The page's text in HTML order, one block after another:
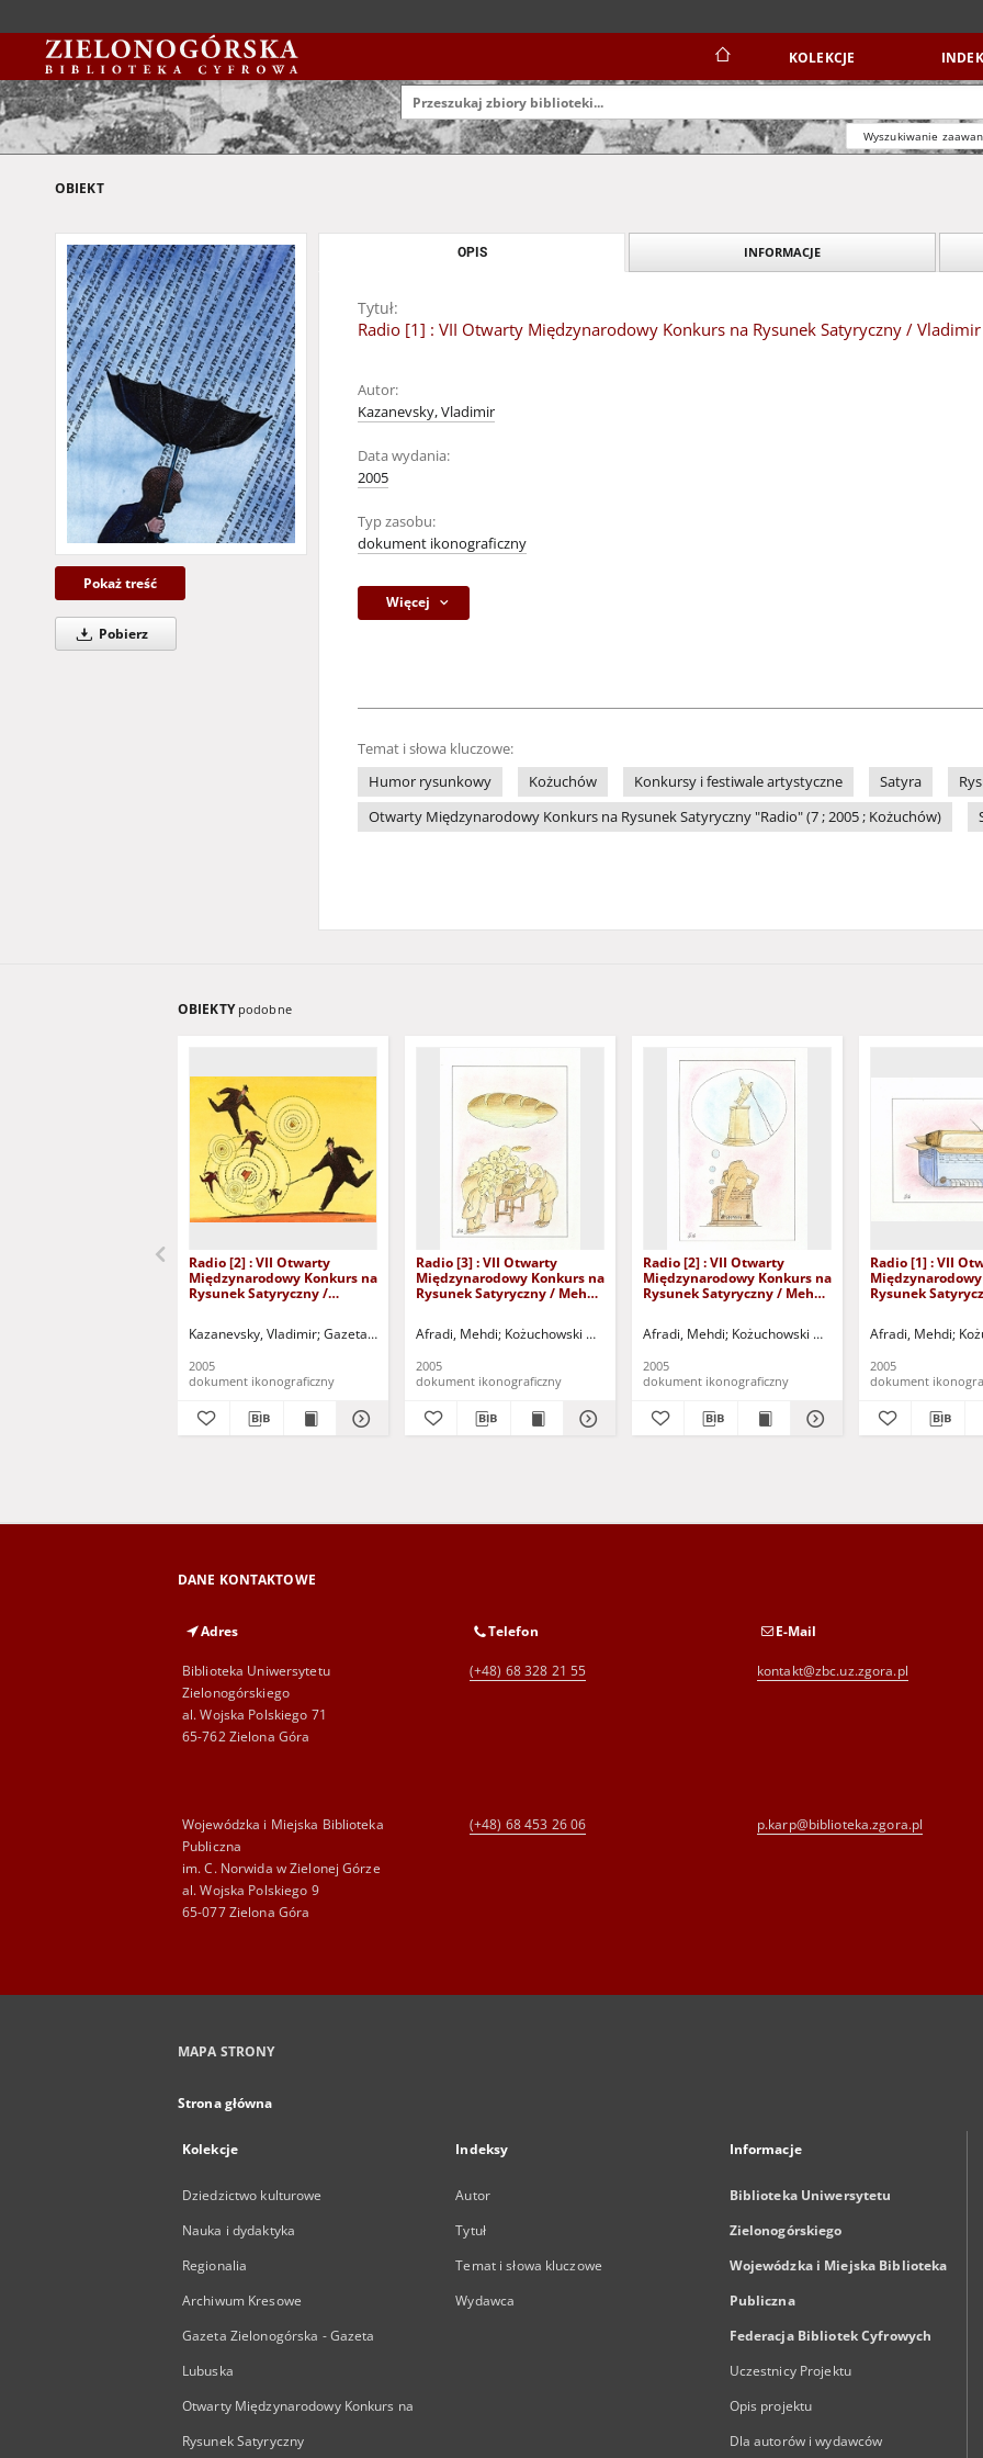
KOLEKCJE
Wyszukiwanie
OBIEKT
Pokaż treść
Pobierz
OPIS INFORMACJE
Tytuł:
Radio [1] : VII Otwarty Międzynarodowy Konkurs na Rysunek Satyryczny /
Autor:
Kazanevsky, Vladimir
Data wydania:
2005
Typ zasobu:
dokument ikonograficzny
Więcej
Temat i słowa kluczowe:
Humor rysunkowy
Kożuchów Konkursy i festiwale artystyczne Satyra
Otwarty Międzynarodowy Konkurs na Rysunek Satyryczny "Radio" (7 ; 2005 ; Kożuchów)
OBIEKTY podobne
Radio [2] : VII Otwarty
Międzynarodowy Konkurs na
Rysunek Satyryczny /
Kazanevsky, Vladimir Gazeta Lubuska (Zielona Góra) Kożuchowski Ośrodek Kultury i Sportu "Zamek" (Kożuchów). (ul. Klasztorna
2005
dokument ikonograficzny
Radio [3] : VII Otwarty
Międzynarodowy Konkurs na
Rysunek Satyryczny / Mehdi
Afradi, Mehdi Kożuchowski Ośrodek Kultury i Sportu "Zamek" (Kożuchów). (ul. Klasztorna
2005
dokument ikonograficzny
Radio [2] : VII Otwarty
Międzynarodowy Konkurs na
Rysunek Satyryczny / Mehdi
Afradi, Mehdi Kożuchowski Ośrodek Kultury i Sportu
2005
dokument ikonograficzny
Radio [1] : VII
Rysunek
Afradi, Mehdi
2005
dokument
DANE KONTAKTOWE
Adres
Biblioteka Uniwersytetu
Zielonogórskiego
al. Wojska Polskiego 71
65-762 Zielona Góra
Telefon
(+48) 68 328 21 55
E-Mail
kontakt@zbc.uz.zgora.pl
Wojewódzka i Miejska Biblioteka
Publiczna
im. C. Norwida w Zielonej Górze
al. Wojska Polskiego 9
65-077 Zielona Góra
(+48) 68 453 26 06 p.karp@biblioteka.zgora.pl
MAPA STRONY
Strona główna
Kolekcje
Dziedzictwo kulturowe
Nauka i dydaktyka
Regionalia
Archiwum Kresowe
Gazeta Zielonogórska - Gazeta
Lubuska
Otwarty Międzynarodowy Konkurs na
Rysunek Satyryczny
Indeksy
Autor
Tytuł
Temat i słowa kluczowe
Wydawca
Informacje
Biblioteka Uniwersytetu
Zielonogórskiego
Wojewódzka i Miejska Biblioteka
Publiczna
Federacja Bibliotek Cyfrowych
Uczestnicy Projektu
Opis projektu
Dla autorów i wydawców